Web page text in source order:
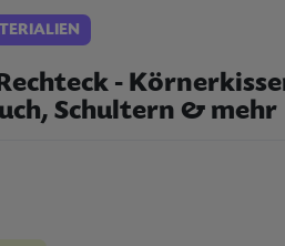
-
Schultern & mehr